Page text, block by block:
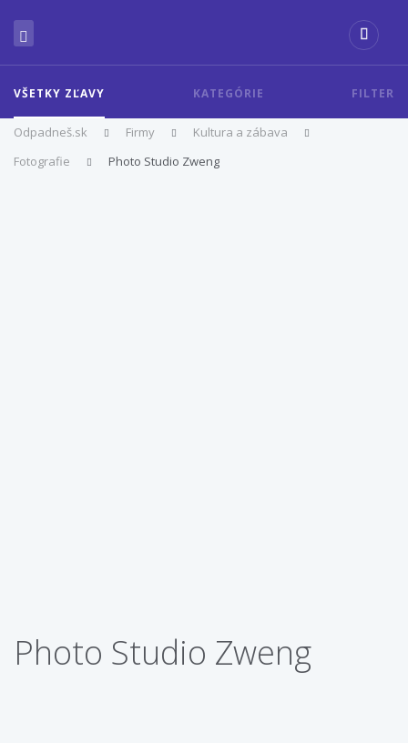
VŠETKY ZĽAVY KATEGÓRIE FILTER
Odpadneš.sk Firmy
Kultura a zábava
Fotografie
Photo Studio Zweng
Photo Studio Zweng